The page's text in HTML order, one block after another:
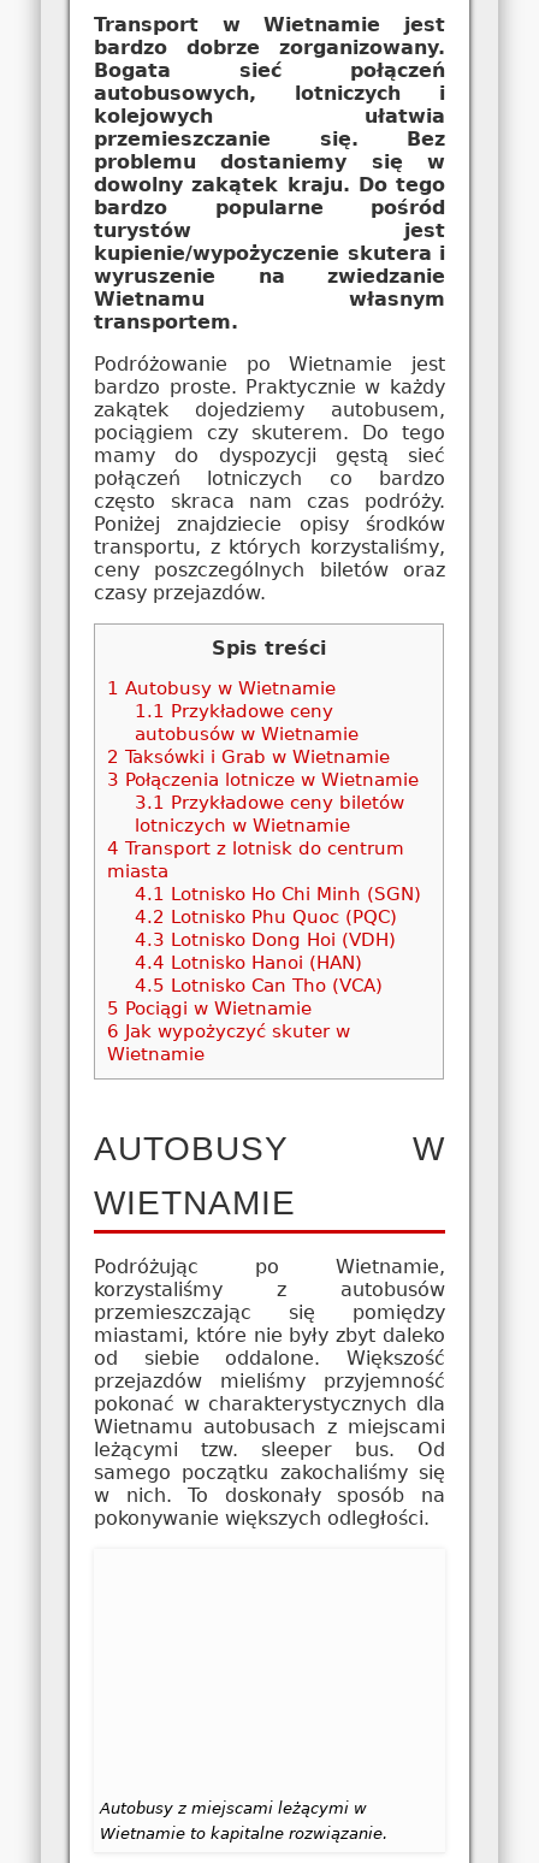
Transport w Wietnamie jest
bardzo dobrze zorganizowany.
Bogata sieć połączeń
autobusowych, lotniczych i
kolejowych ułatwia
przemieszczanie się. Bez
problemu dostaniemy się w
dowolny zakątek kraju. Do tego
bardzo popularne pośród
turystów jest
kupienie/wypożyczenie skutera i
wyruszenie na zwiedzanie
Wietnamu własnym
transportem.
Podróżowanie po Wietnamie jest
bardzo proste. Praktycznie w każdy
zakątek dojedziemy autobusem,
pociągiem czy skuterem. Do tego
mamy do dyspozycji gęstą sieć
połączeń lotniczych co bardzo
często skraca nam czas podróży.
Poniżej znajdziecie opisy środków
transportu, z których korzystaliśmy,
ceny poszczególnych biletów oraz
czasy przejazdów.
Spis treści
1 Autobusy w Wietnamie
1.1 Przykładowe ceny
autobusów w Wietnamie
2 Taksówki i Grab w Wietnamie
3 Połączenia lotnicze w Wietnamie
3.1 Przykładowe ceny biletów
lotniczych w Wietnamie
4 Transport z lotnisk do centrum
miasta
4.1 Lotnisko Ho Chi Minh (SGN)
4.2 Lotnisko Phu Quoc (PQC)
4.3 Lotnisko Dong Hoi (VDH)
4.4 Lotnisko Hanoi (HAN)
4.5 Lotnisko Can Tho (VCA)
5 Pociągi w Wietnamie
6 Jak wypożyczyć skuter w
Wietnamie
AUTOBUSY W
WIETNAMIE
Podróżując po Wietnamie,
korzystaliśmy z autobusów
przemieszczając się pomiędzy
miastami, które nie były zbyt daleko
od siebie oddalone. Większość
przejazdów mieliśmy przyjemność
pokonać w charakterystycznych dla
Wietnamu autobusach z miejscami
leżącymi tzw. sleeper bus. Od
samego początku zakochaliśmy się
w nich. To doskonały sposób na
pokonywanie większych odległości.
Autobusy z miejscami leżącymi w
Wietnamie to kapitalne rozwiązanie.